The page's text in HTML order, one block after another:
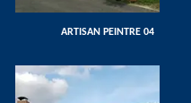
ARTISAN PEINTRE 04